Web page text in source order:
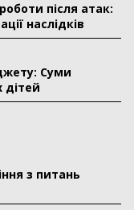
після атак:
наслідків
Суми
дітей
з питань